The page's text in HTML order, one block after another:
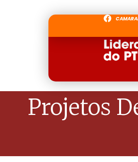
Projetos